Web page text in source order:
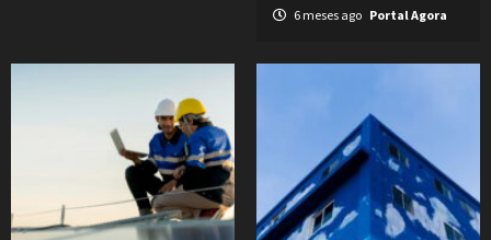
6 meses ago Portal Agora